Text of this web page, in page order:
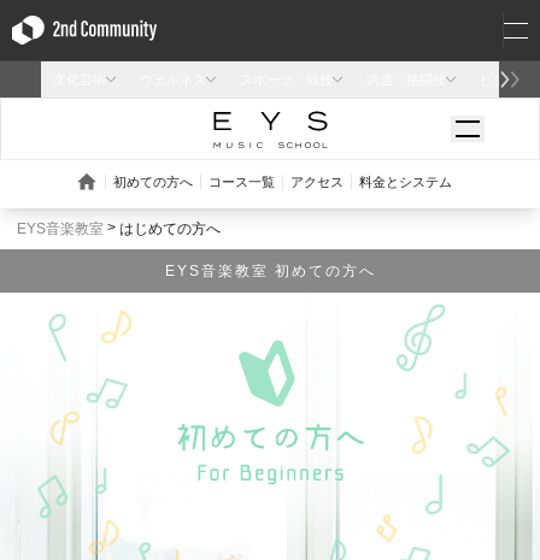
EYS音楽教室 はじめての方へ
EYS音楽教室 初めての方へ